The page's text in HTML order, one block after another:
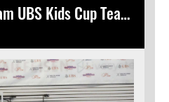
Zwei Podestplätze am UBS Kids Cup Team in Gossau